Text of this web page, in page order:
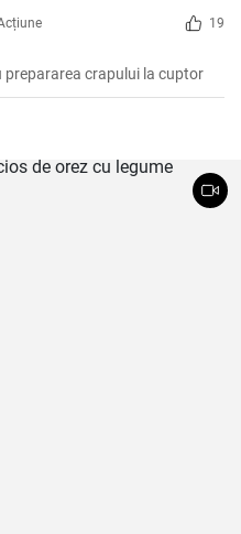
19
prepararea crapului la cuptor